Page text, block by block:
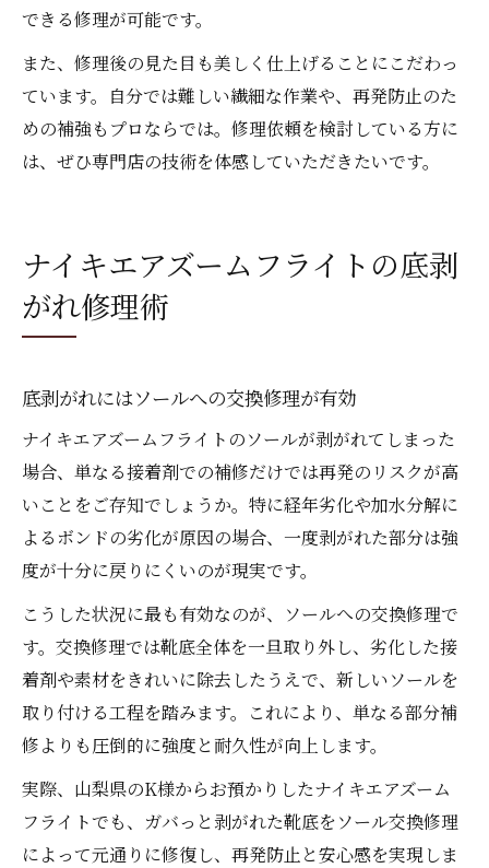
できる修理が可能です。
また、修理後の見た目も美しく仕上げることにこだわっ
ています。自分では難しい繊細な作業や、再発防止のた
めの補強もプロならでは。修理依頼を検討している方に
は、ぜひ専門店の技術を体感していただきたいです。
ナイキエアズームフライトの底剥
がれ修理術
底剥がれにはソールへの交換修理が有効
ナイキエアズームフライトのソールが剥がれてしまった
場合、単なる接着剤での補修だけでは再発のリスクが高
いことをご存知でしょうか。特に経年劣化や加水分解に
よるボンドの劣化が原因の場合、一度剥がれた部分は強
度が十分に戻りにくいのが現実です。
こうした状況に最も有効なのが、ソールへの交換修理で
す。交換修理では靴底全体を一旦取り外し、劣化した接
着剤や素材をきれいに除去したうえで、新しいソールを
取り付ける工程を踏みます。これにより、単なる部分補
修よりも圧倒的に強度と耐久性が向上します。
実際、山梨県のK様からお預かりしたナイキエアズーム
フライトでも、ガバっと剥がれた靴底をソール交換修理
によって元通りに修復し、再発防止と安心感を実現しま